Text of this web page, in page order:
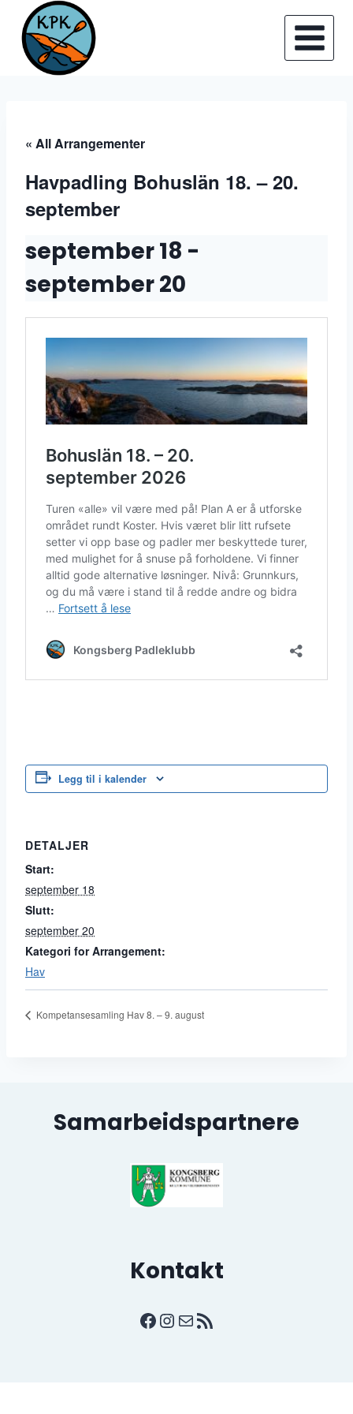
content
« All Arrangementer
Havpadling Bohuslän 18. – 20.
september
september 18 -
september 20
Legg til i kalender
DETALJER
Start:
september 18
Slutt:
september 20
Kategori for Arrangement:
Hav
Kompetansesamling Hav 8. – 9. august
Samarbeidspartnere
Kontakt
Facebook
Instagram
E-postRSS-strøm